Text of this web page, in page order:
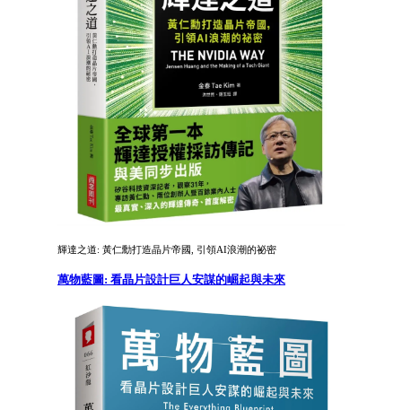
輝達之道: 黃仁勳打造晶片帝國, 引領AI浪潮的祕密
萬物藍圖: 看晶片設計巨人安謀的崛起與未來